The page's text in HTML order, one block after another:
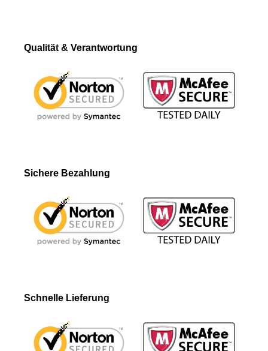
Qualität & Verantwortung
Sichere Bezahlung
Schnelle Lieferung